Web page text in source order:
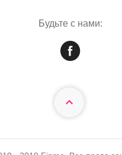
Будьте с нами: